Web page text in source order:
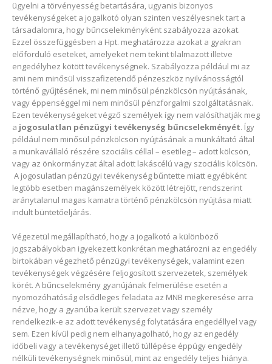
ügyelni a törvényesség betartására, ugyanis bizonyos
tevékenységeket a jogalkotó olyan szinten veszélyesnek tart a
társadalomra, hogy bűncselekményként szabályozza azokat.
Ezzel összefüggésben a Hpt. meghatározza azokat a gyakran
előforduló eseteket, amelyeket nem tekint tilalmazott illetve
engedélyhez kötött tevékenységnek. Szabályozza például mi az
ami nem minősül visszafizetendő pénzeszköz nyilvánosságtól
történő gyűjtésének, mi nem minősül pénzkölcsön nyújtásának,
vagy éppenséggel mi nem minősül pénzforgalmi szolgáltatásnak.
Ezen tevékenységeket végző személyek így nem valósíthatják meg
a jogosulatlan pénzügyi tevékenység bűncselekményét. Így
például nem minősül pénzkölcsön nyújtásának a munkáltató által
a munkavállaló részére szociális céllal – esetileg – adott kölcsön,
vagy az önkormányzat által adott lakáscélú vagy szociális kölcsön.
A jogosulatlan pénzügyi tevékenység bűntette miatt egyébként
legtöbb esetben magánszemélyek között létrejött, rendszerint
aránytalanul magas kamatra történő pénzkölcsön nyújtása miatt
indult büntetőeljárás.
Végezetül megállapítható, hogy a jogalkotó a különböző
jogszabályokban igyekezett konkrétan meghatározni az engedély
birtokában végezhető pénzügyi tevékenységek, valamint ezen
tevékenységek végzésére feljogosított szervezetek, személyek
körét. A bűncselekmény gyanújának felmerülése esetén a
nyomozóhatóság elsődleges feladata az MNB megkeresése arra
nézve, hogy a gyanúba került szervezet vagy személy
rendelkezik-e az adott tevékenység folytatására engedéllyel vagy
sem. Ezen kívül pedig nem elhanyagolható, hogy az engedély
időbeli vagy a tevékenységet illető túllépése éppúgy engedély
nélküli tevékenységnek minősül, mint az engedély teljes hiánya.